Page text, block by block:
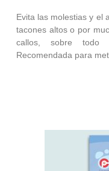
Evita las molestias y el
tacones altos o por
callos, sobre todo
Recomendada para